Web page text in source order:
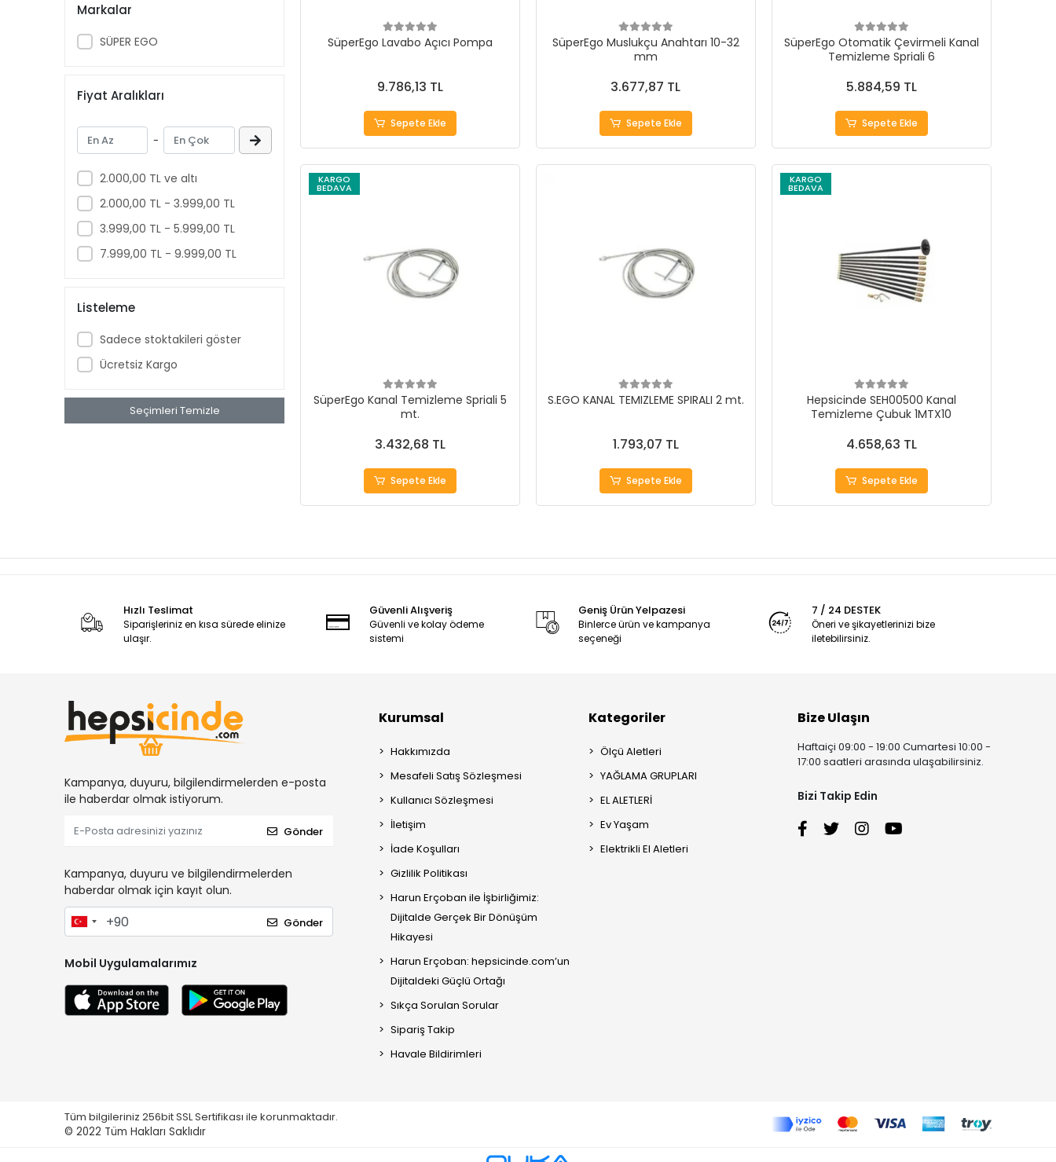
Iskarpelalar
Manuel Testereler
Çelik Harf ve Rakamlar
Lehim Malzemeleri
Boru Mengeneleri
Döşeme Tabancaları
Boru Kesiciler
Boru Paftaları
Manuel Yiv Açmalar
Kanal Temizlemeler
İşkence ve Mengeneler
Kablo Kesiciler
Testere Kolları
Testereler
Kontrol Kalemleri
Supportlar
Markalar
SÜPER EGO
Fiyat Aralıkları
-
2.000,00 TL ve altı
2.000,00 TL - 3.999,00 TL
3.999,00 TL - 5.999,00 TL
7.999,00 TL - 9.999,00 TL
Listeleme
Sadece stoktakileri göster
Ücretsiz Kargo
Seçimleri Temizle
SüperEgo Lavabo Açıcı Pompa
9.786,13 TL
Sepete Ekle
SüperEgo Muslukçu Anahtarı 10-32
mm
3.677,87 TL
Sepete Ekle
SüperEgo Otomatik Çevirmeli Kanal
Temizleme Spriali 6
5.884,59 TL
Sepete Ekle
KARGO
BEDAVA
SüperEgo Kanal Temizleme Spriali 5
mt.
3.432,68 TL
Sepete Ekle
S.EGO KANAL TEMIZLEME SPIRALI 2 mt.
1.793,07 TL
Sepete Ekle
KARGO
BEDAVA
Hepsicinde SEH00500 Kanal
Temizleme Çubuk 1MTX10
4.658,63 TL
Sepete Ekle
Hızlı Teslimat
Siparişleriniz en kısa sürede elinize
ulaşır.
Güvenli Alışveriş
Güvenli ve kolay ödeme
sistemi
Geniş Ürün Yelpazesi
Binlerce ürün ve kampanya
seçeneği
7 / 24 DESTEK
Öneri ve şikayetlerinizi bize
iletebilirsiniz.
Kampanya, duyuru, bilgilendirmelerden e-posta
ile haberdar olmak istiyorum.
Gönder
Kampanya, duyuru ve bilgilendirmelerden
haberdar olmak için kayıt olun.
Gönder
Mobil Uygulamalarımız
Kurumsal
Hakkımızda
Mesafeli Satış Sözleşmesi
Kullanıcı Sözleşmesi
İletişim
İade Koşulları
Gizlilik Politikası
Harun Erçoban ile İşbirliğimiz:
Dijitalde Gerçek Bir Dönüşüm
Hikayesi
Harun Erçoban: hepsicinde.com’un
Dijitaldeki Güçlü Ortağı
Sıkça Sorulan Sorular
Sipariş Takip
Havale Bildirimleri
Kategoriler
Ölçü Aletleri
YAĞLAMA GRUPLARI
EL ALETLERİ
Ev Yaşam
Elektrikli El Aletleri
Bize Ulaşın
Haftaiçi 09:00 - 19:00 Cumartesi 10:00 -
17:00 saatleri arasında ulaşabilirsiniz.
Bizi Takip Edin
Tüm bilgileriniz 256bit SSL Sertifikası ile korunmaktadır.
© 2022 Tüm Hakları Saklıdır